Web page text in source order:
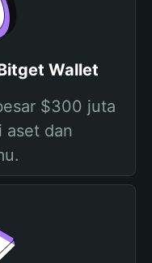
Wallet
$300 juta
aset dan